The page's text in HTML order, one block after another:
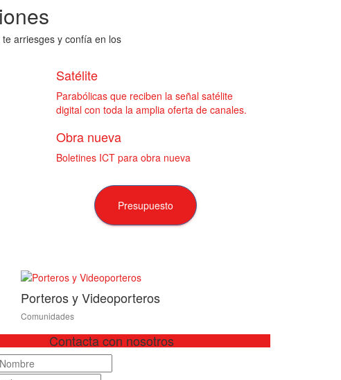
arriesges y confía en los
Satélite
Parabólicas que reciben la señal satélite
digital con toda la amplia oferta de canales.
Obra nueva
Boletines ICT para obra nueva
Presupuesto
Porteros y Videoporteros
Comunidades
Contacta con nosotros